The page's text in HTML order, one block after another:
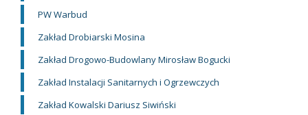
PW Warbud
Zakład Drobiarski Mosina
Zakład Drogowo-Budowlany Mirosław Bogucki
Zakład Instalacji Sanitarnych i Ogrzewczych
Zakład Kowalski Dariusz Siwiński